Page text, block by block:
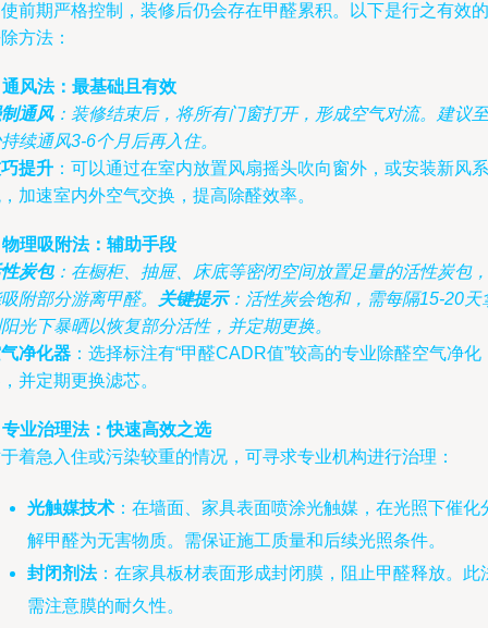
前期严格控制，装修后仍会存在甲醛累积。以下是行之有效的
方法：
风法：最基础且有效
通风：装修结束后，将所有门窗打开，形成空气对流。建议至
续通风3-6个月后再入住。
提升 ：可以通过在室内放置风扇摇头吹向窗外，或安装新风系
加速室内外空气交换，提高除醛效率。
理吸附法：辅助手段
炭包：在橱柜、抽屉、床底等密闭空间放置足量的活性炭包，
附部分游离甲醛。
关键提示：活性炭会饱和，需每隔15-20天
光下暴晒以恢复部分活性，并定期更换。
净化器 ：选择标注有“甲醛CADR值”较高的专业除醛空气净化
并定期更换滤芯。
业治理法：快速高效之选
着急入住或污染较重的情况，可寻求专业机构进行治理：
光触媒技术 ：在墙面、家具表面喷涂光触媒，在光照下催化
解甲醛为无害物质。需保证施工质量和后续光照条件。
封闭剂法：在家具板材表面形成封闭膜，阻止甲醛释放。此
需注意膜的耐久性。